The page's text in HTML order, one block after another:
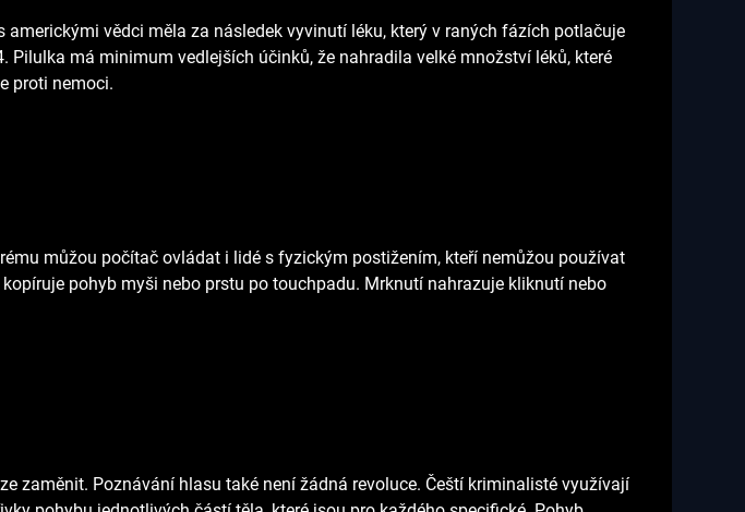
vědci měla za následek vyvinutí léku, který v raných fázích potlačuje
má minimum vedlejších účinků, že nahradila velké množství léků, které
proti nemoci.
můžou počítač ovládat i lidé s fyzickým postižením, kteří nemůžou používat
pohyb myši nebo prstu po touchpadu. Mrknutí nahrazuje kliknutí nebo
zaměnit. Poznávání hlasu také není žádná revoluce. Čeští kriminalisté využívají